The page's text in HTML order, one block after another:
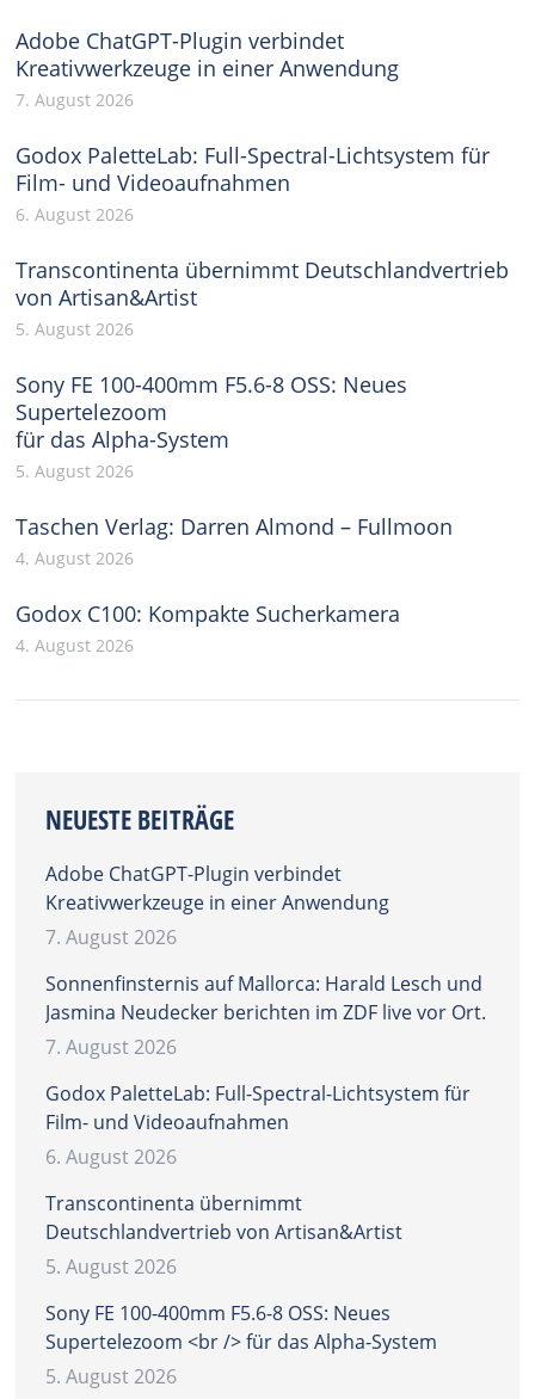
Adobe ChatGPT-Plugin verbindet
Kreativwerkzeuge in einer Anwendung
7. August 2026
Godox PaletteLab: Full-Spectral-Lichtsystem für
Film- und Videoaufnahmen
6. August 2026
Transcontinenta übernimmt Deutschlandvertrieb
von Artisan&Artist
5. August 2026
Sony FE 100-400mm F5.6-8 OSS: Neues
Supertelezoom
für das Alpha-System
5. August 2026
Taschen Verlag: Darren Almond – Fullmoon
4. August 2026
Godox C100: Kompakte Sucherkamera
4. August 2026
NEUESTE BEITRÄGE
Adobe ChatGPT-Plugin verbindet
Kreativwerkzeuge in einer Anwendung
7. August 2026
Sonnenfinsternis auf Mallorca: Harald Lesch und
Jasmina Neudecker berichten im ZDF live vor Ort.
7. August 2026
Godox PaletteLab: Full-Spectral-Lichtsystem für
Film- und Videoaufnahmen
6. August 2026
Transcontinenta übernimmt
Deutschlandvertrieb von Artisan&Artist
5. August 2026
Sony FE 100-400mm F5.6-8 OSS: Neues
Supertelezoom <br /> für das Alpha-System
5. August 2026